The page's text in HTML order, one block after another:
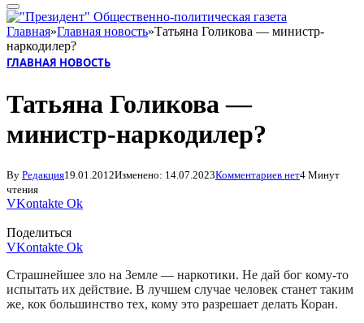
Главная»Главная новость»Татьяна Голикова — министр-
наркодилер?
ГЛАВНАЯ НОВОСТЬ
Татьяна Голикова —
министр-наркодилер?
By Редакция19.01.2012Изменено: 14.07.2023Комментариев нет4 Минут
чтения
VKontakte Ok
Поделиться
VKontakte Ok
Страшнейшее зло на Земле — наркотики. Не дай бог кому-то
испытать их действие. В лучшем случае человек станет таким
же, кок большинство тех, кому это разрешает делать Коран.